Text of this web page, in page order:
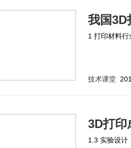
我国3D
1 打印材料
技术课堂
3D打印
1.3 实验设计